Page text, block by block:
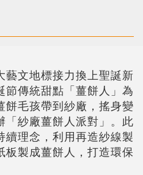
藝文地標接力換上聖誕新
節傳統甜點「薑餅人」為
餅毛孩帶到紗廠，搖身變
「紗廠薑餅人派對」。此
續理念，利用再造紗線製
板製成薑餅人，打造環保